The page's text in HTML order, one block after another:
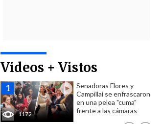
Videos + Vistos
1172
Senadoras Flores y
Campillai se enfrascaron
en una pelea "cuma"
frente a las cámaras